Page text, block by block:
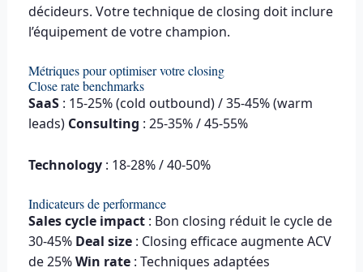
décideurs. Votre technique de closing doit inclure
l’équipement de votre champion.
Métriques pour optimiser votre closing
Close rate benchmarks
SaaS : 15-25% (cold outbound) / 35-45% (warm
leads) Consulting : 25-35% / 45-55%
Technology: 18-28% / 40-50%
Indicateurs de performance
Sales cycle impact: Bon closing réduit le cycle de
30-45% Deal size: Closing efficace augmente ACV
de 25%Win rate: Techniques adaptées